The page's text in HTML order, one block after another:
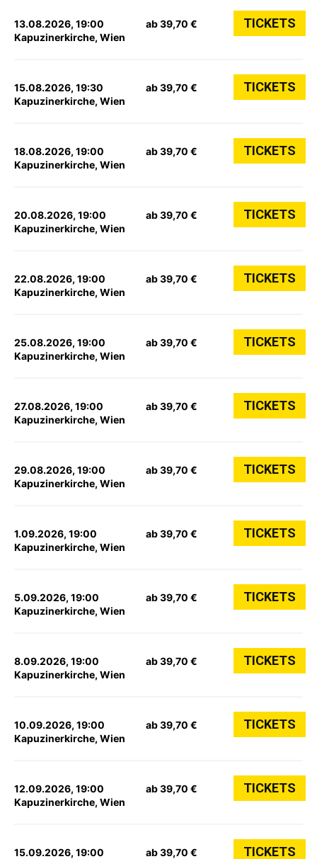
13.08.2026, 19:00
Kapuzinerkirche, Wien
ab 39,70 € TICKETS
15.08.2026, 19:30
Kapuzinerkirche, Wien
ab 39,70 € TICKETS
18.08.2026, 19:00
Kapuzinerkirche, Wien
ab 39,70 € TICKETS
20.08.2026, 19:00
Kapuzinerkirche, Wien
ab 39,70 € TICKETS
22.08.2026, 19:00
Kapuzinerkirche, Wien
ab 39,70 € TICKETS
25.08.2026, 19:00
Kapuzinerkirche, Wien
ab 39,70 € TICKETS
27.08.2026, 19:00
Kapuzinerkirche, Wien
ab 39,70 € TICKETS
29.08.2026, 19:00
Kapuzinerkirche, Wien
ab 39,70 € TICKETS
1.09.2026, 19:00
Kapuzinerkirche, Wien
ab 39,70 € TICKETS
5.09.2026, 19:00
Kapuzinerkirche, Wien
ab 39,70 € TICKETS
8.09.2026, 19:00
Kapuzinerkirche, Wien
ab 39,70 € TICKETS
10.09.2026, 19:00
Kapuzinerkirche, Wien
ab 39,70 € TICKETS
12.09.2026, 19:00
Kapuzinerkirche, Wien
ab 39,70 € TICKETS
15.09.2026, 19:00 ab 39,70 € TICKETS